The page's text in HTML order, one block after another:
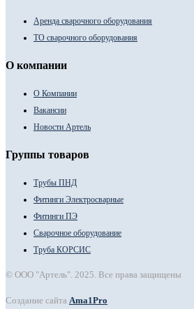
Аренда сварочного оборудования
ТО сварочного оборудования
О компании
О Компании
Вакансии
Новости Артель
Группы товаров
Трубы ПНД
Фитинги Электросварные
Фитинги ПЭ
Сварочное оборудование
Труба КОРСИС
© ООО "Артель". 2025. Все права защищены
Создание сайта Ama1Pro